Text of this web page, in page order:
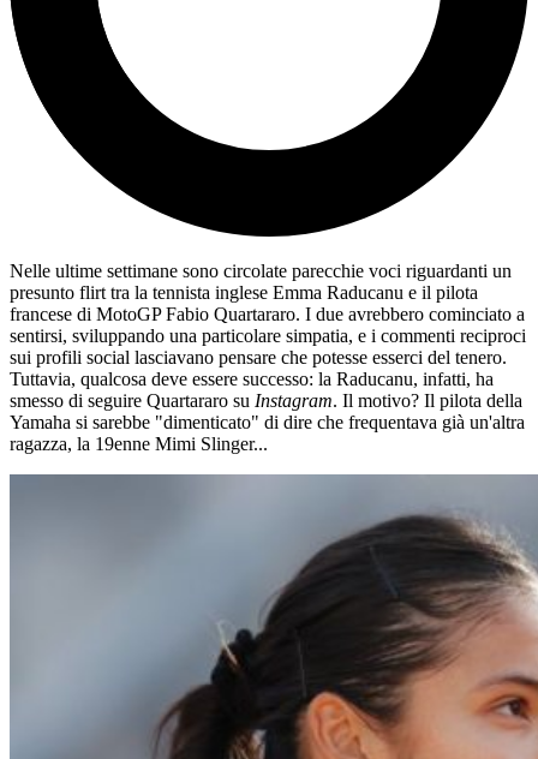
Nelle ultime settimane sono circolate parecchie voci riguardanti un
presunto flirt tra la tennista inglese Emma Raducanu e il pilota
francese di MotoGP Fabio Quartararo. I due avrebbero cominciato a
sentirsi, sviluppando una particolare simpatia, e i commenti reciproci
sui profili social lasciavano pensare che potesse esserci del tenero.
Tuttavia, qualcosa deve essere successo: la Raducanu, infatti, ha
smesso di seguire Quartararo su Instagram. Il motivo? Il pilota della
Yamaha si sarebbe "dimenticato" di dire che frequentava già un'altra
ragazza, la 19enne Mimi Slinger...